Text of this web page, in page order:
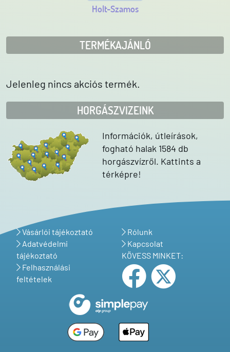
Holt-Szamos
TERMÉKAJÁNLÓ
Jelenleg nincs akciós termék.
HORGÁSZVIZEINK
Információk, útleírások,
fogható halak 1584 db
horgászvízről. Kattints a
térképre!
Vásárlói tájékoztató
Adatvédelmi
tájékoztató
Felhasználási
feltételek
Rólunk
Kapcsolat
KÖVESS MINKET: